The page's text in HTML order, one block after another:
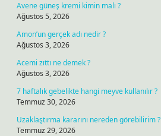
Avene güneş kremi kimin malı ?
Ağustos 5, 2026
Amon’un gerçek adı nedir ?
Ağustos 3, 2026
Acemi zıttı ne demek ?
Ağustos 3, 2026
7 haftalık gebelikte hangi meyve kullanılır ?
Temmuz 30, 2026
Uzaklaştırma kararını nereden görebilirim ?
Temmuz 29, 2026